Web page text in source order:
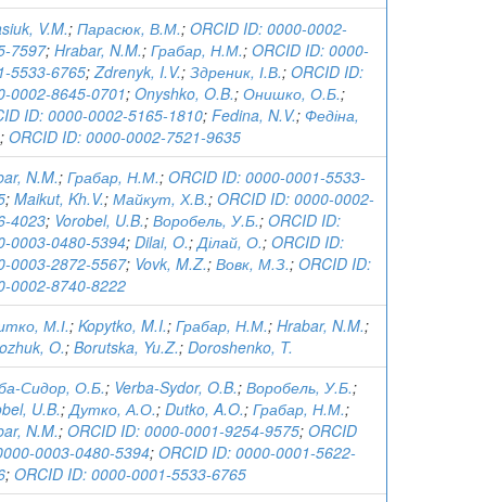
V.M.; Парасюк, В.М.; ORCID ID: 0000-0002-
7597; Hrabar, N.M.; Грабар, Н.М.; ORCID ID: 0000-
5533-6765;Zdrenyk, I.V.; Здреник, І.В.; ORCID ID:
0002-8645-0701; Onyshko, O.B.; Онишко, О.Б.;
ID: 0000-0002-5165-1810; Fedina, N.V.; Федіна,
; ORCID ID: 0000-0002-7521-9635
N.M.; Грабар, Н.М.; ORCID ID: 0000-0001-5533-
; Maikut, Kh.V.; Майкут, Х.В.; ORCID ID: 0000-0002-
4023; Vorobel, U.B.; Воробель, У.Б.; ORCID ID:
0003-0480-5394; Dilai, O.;Ділай, О.; ORCID ID:
0003-2872-5567; Vovk, M.Z.; Вовк, М.З.; ORCID ID:
0002-8740-8222
М.І.; Kopytko, M.I.; Грабар, Н.М.; Hrabar, N.M.;
O.; Borutska, Yu.Z.; Doroshenko, T.
Сидор, О.Б.; Verba-Sydor, O.B.; Воробель, У.Б.;
U.B.;Дутко, А.О.; Dutko, A.O.; Грабар, Н.М.;
N.M.; ORCID ID: 0000-0001-9254-9575; ORCID
0003-0480-5394; ORCID ID: 0000-0001-5622-
; ORCID ID: 0000-0001-5533-6765